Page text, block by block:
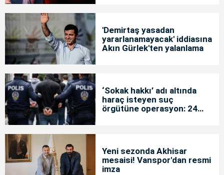
'Demirtaş yasadan
yararlanamayacak' iddiasına
Akın Gürlek'ten yalanlama
‘Sokak hakkı’ adı altında
haraç isteyen suç
örgütüne operasyon: 24
Yeni sezonda Akhisar
mesaisi! Vanspor'dan resmi
imza